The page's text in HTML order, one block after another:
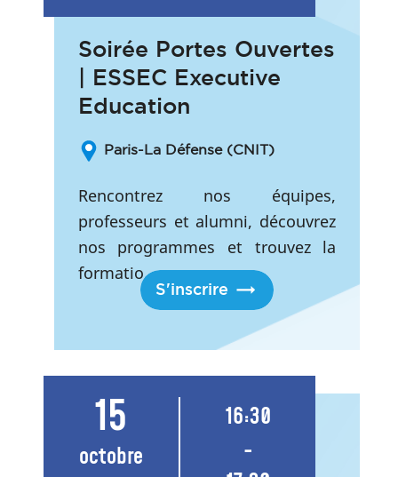
Soirée Portes Ouvertes
| ESSEC Executive
Education
Paris-La Défense (CNIT)
Rencontrez nos équipes,
professeurs et alumni, découvrez
nos programmes et trouvez la
formatio...
S'inscrire
15
octobre
16:30
-